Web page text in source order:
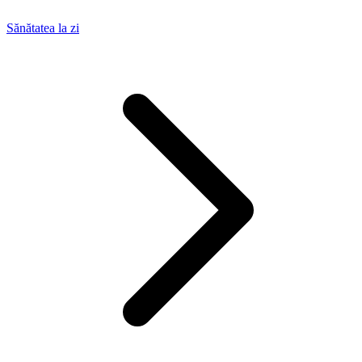
Sănătatea la zi